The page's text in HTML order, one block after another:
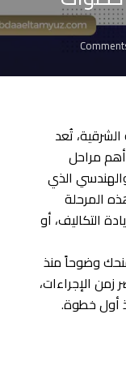
تُعد
مراحل
الذي
المرحلة
التكاليف، أو
وضوحاً منذ
زمن الإجراءات،
أول خطوة.